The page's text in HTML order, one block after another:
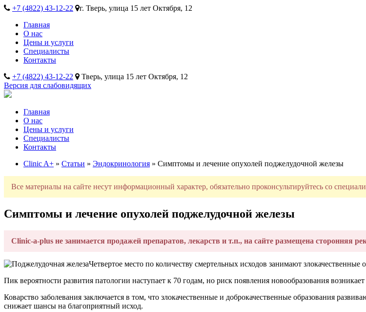
+7 (4822) 43-12-22
г. Тверь, улица 15 лет Октября, 12
Главная
О нас
Цены и услуги
Специалисты
Контакты
+7 (4822) 43-12-22
Тверь, улица 15 лет Октября, 12
Версия для слабовидящих
Главная
О нас
Цены и услуги
Специалисты
Контакты
Clinic A+ » Статьи » Эндокринология » Симптомы и лечение опухолей поджелудочной железы
Все материалы на сайте несут информационный характер, обязательно проконсультируйтесь со
Симптомы и лечение опухолей поджелудочной железы
Clinic-a-plus не занимается продажей препаратов, лекарств и т.п., на сайте размещена сторонняя
Четвертое место по количеству смертельных исходов занимают
Пик вероятности развития патологии наступает к 70 годам, но риск появления новообразования
Коварство заболевания заключается в том, что злокачественные и доброкачественные образования
снижает шансы на благоприятный исход.